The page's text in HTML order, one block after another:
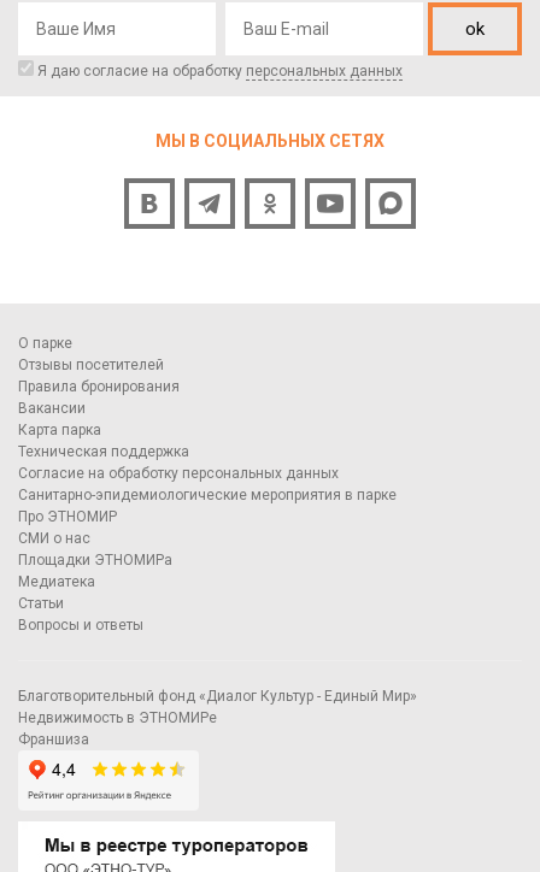
ok
Я даю согласие на обработку персональных данных
МЫ В СОЦИАЛЬНЫХ СЕТЯХ
О парке
Отзывы посетителей
Правила бронирования
Вакансии
Карта парка
Техническая поддержка
Согласие на обработку персональных данных
Санитарно-эпидемиологические мероприятия в парке
Про ЭТНОМИР
СМИ о нас
Площадки ЭТНОМИРа
Медиатека
Статьи
Вопросы и ответы
Благотворительный фонд «Диалог Культур - Единый Мир»
Недвижимость в ЭТНОМИРе
Франшиза